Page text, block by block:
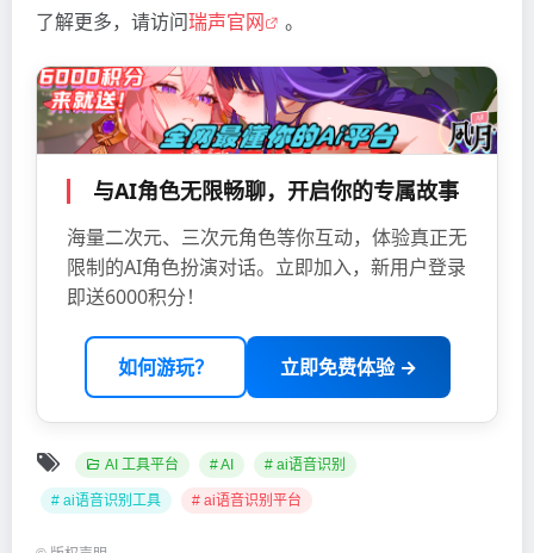
了解更多，请访问 瑞声官网 。
与AI角色无限畅聊，开启你的专属故事
海量二次元、三次元角色等你互动，体验真正无
限制的AI角色扮演对话。立即加入，新用户登录
即送6000积分！
如何游玩？ 立即免费体验 →
AI 工具平台 # AI # ai语音识别
# ai语音识别工具 # ai语音识别平台